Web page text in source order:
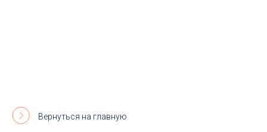
Вернуться на главную